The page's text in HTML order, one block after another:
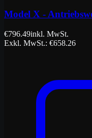
Model X -
€796.49inkl. MwSt.
Exkl. MwSt.: €658.26